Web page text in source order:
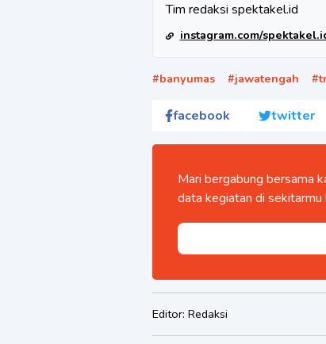
Tim redaksi spektakel.id
instagram.com/
#banyumas #jawatengah #
facebook twitter
Mari bergabung bersama
data kegiatan di sekitarmu
Editor: Redaksi